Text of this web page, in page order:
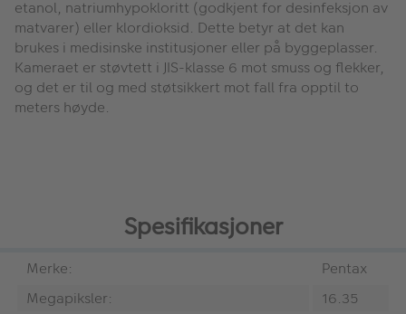
etanol, natriumhypokloritt (godkjent for desinfeksjon av
matvarer) eller klordioksid. Dette betyr at det kan
brukes i medisinske institusjoner eller på byggeplasser.
Kameraet er støvtett i JIS-klasse 6 mot smuss og flekker,
og det er til og med støtsikkert mot fall fra opptil to
meters høyde.
Spesifikasjoner
Merke:
Pentax
Megapiksler:
16.35